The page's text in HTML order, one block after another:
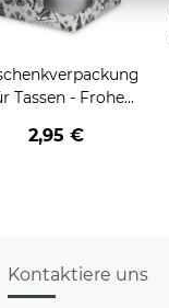
Tassen - Frohe
Rentier
2,95 €
Kontaktiere uns